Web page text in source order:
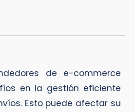
de e-commerce
en la gestión eficiente
Esto puede afectar su